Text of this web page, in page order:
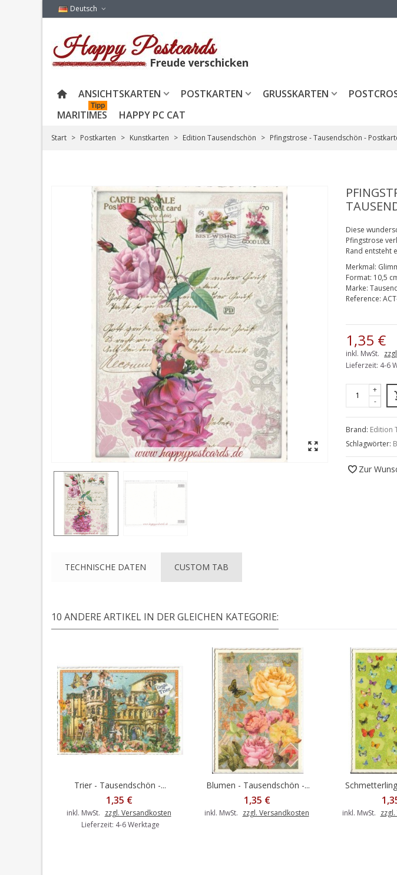
Deutsch
ANSICHTSKARTEN POSTKARTEN GRUSSKARTEN
MARITIMES
Tipp
HAPPY PC CAT
Start > Postkarten > Kunstkarten > Edition Tausendschön > Pfingstrose - Tausendschön -
Diese
Pfingstrose
Rand entsteht
Merkmal:
Format: 10,5
Marke:
Reference:
1,35 €
inkl. MwSt.
Lieferzeit: 4-6
-
+
Brand: Edition
Schlagwörter:
Zur
TECHNISCHE DATEN CUSTOM TAB
10 ANDERE ARTIKEL IN DER GLEICHEN KATEGORIE:
In den Warenkorb
Trier - Tausendschön -...
1,35 €
inkl. MwSt. zzgl. Versandkosten
Lieferzeit: 4-6 Werktage
Blumen - Tausendschön -...
1,35 €
inkl. MwSt. zzgl. Versandkosten inkl. MwSt.